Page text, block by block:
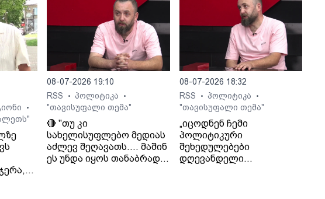
•
08-07-2026 19:10
RSS
• პოლიტიკა •
"თავისუფალი თემა"
🔴 "თუ კი
სახელისუფლებო მედიას
აძლევ შეღავათს.... მაშინ
ეს უნდა იყოს თანაბრად
08-07-2026 18:32
RSS
• პოლიტიკა •
"თავისუფალი თემა"
„იცოდნენ ჩემი
პოლიტიკური
შეხედულებები
დღევანდელი